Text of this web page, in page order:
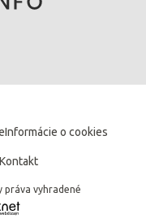
Informácie o cookies
Kontakt
práva vyhradené